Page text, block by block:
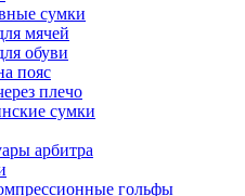
сумки
мячей
обуви
пояс
плечо
сумки
арбитра
гольфы